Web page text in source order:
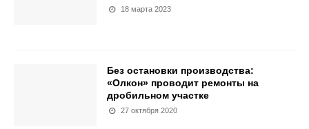
18 марта 2023
Без остановки производства:
«Олкон» проводит ремонты на
дробильном участке
27 октября 2020